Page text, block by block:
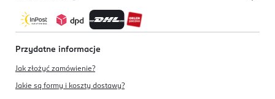
Przydatne informacje
Jak złożyć zamówienie?
Jakie są formy i koszty dostawy?